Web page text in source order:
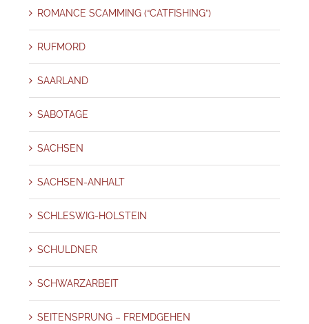
ROMANCE SCAMMING (“CATFISHING”)
RUFMORD
SAARLAND
SABOTAGE
SACHSEN
SACHSEN-ANHALT
SCHLESWIG-HOLSTEIN
SCHULDNER
SCHWARZARBEIT
SEITENSPRUNG – FREMDGEHEN